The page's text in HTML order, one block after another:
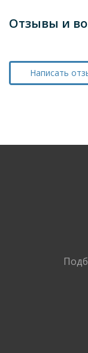
Отзывы и
Написать